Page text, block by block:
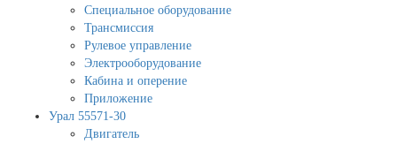
Специальное оборудование
Трансмиссия
Рулевое управление
Электрооборудование
Кабина и оперение
Приложение
Урал 55571-30
Двигатель